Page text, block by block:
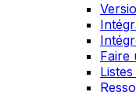
Faire